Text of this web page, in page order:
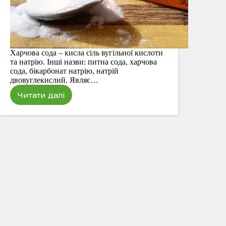
Харчова сода – кисла сіль вугільної кислоти
та натрію. Інші назви: питна сода, харчова
сода, бікарбонат натрію, натрій
двовуглекислий. Являє…
Читати далі
Харчова